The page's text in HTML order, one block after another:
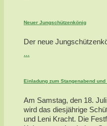
Neuer Jungschützenkönig
Der neue
...
Einladung zum Stangenabend
Am Samstag, den 18.
wird das diesjährige
und Leni Kracht. Die